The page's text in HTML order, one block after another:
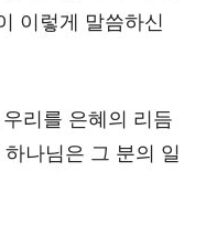
이렇게 말씀하신
리를 은혜의 리듬
나님은 그 분의 일